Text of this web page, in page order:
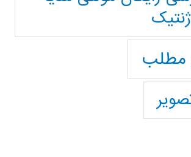
مطلب